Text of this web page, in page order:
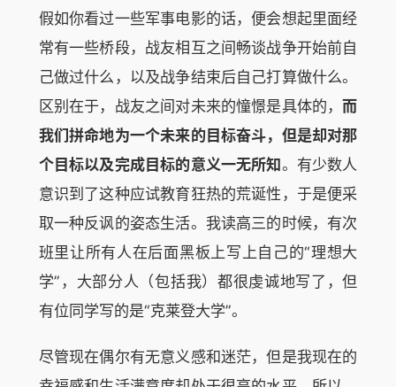
假如你看过一些军事电影的话，便会想起里面经
常有一些桥段，战友相互之间畅谈战争开始前自
己做过什么，以及战争结束后自己打算做什么。
区别在于，战友之间对未来的憧憬是具体的，而
我们拼命地为一个未来的目标奋斗，但是却对那
个目标以及完成目标的意义一无所知。有少数人
意识到了这种应试教育狂热的荒诞性，于是便采
取一种反讽的姿态生活。我读高三的时候，有次
班里让所有人在后面黑板上写上自己的“理想大
学”，大部分人（包括我）都很虔诚地写了，但
有位同学写的是“克莱登大学”。
尽管现在偶尔有无意义感和迷茫，但是我现在的